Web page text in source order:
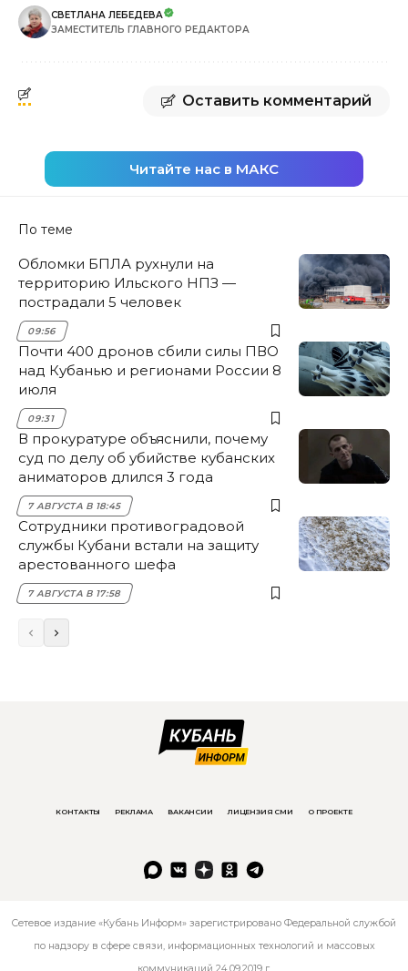
СВЕТЛАНА ЛЕБЕДЕВА
ЗАМЕСТИТЕЛЬ ГЛАВНОГО РЕДАКТОРА
Оставить комментарий
Читайте нас в МАКС
По теме
Обломки БПЛА рухнули на
территорию Ильского НПЗ —
пострадали 5 человек
09:56
Почти 400 дронов сбили силы ПВО
над Кубанью и регионами России 8
июля
09:31
В прокуратуре объяснили, почему
суд по делу об убийстве кубанских
аниматоров длился 3 года
7 АВГУСТА В 18:45
Сотрудники противоградовой
службы Кубани встали на защиту
арестованного шефа
7 АВГУСТА В 17:58
КОНТАКТЫ РЕКЛАМА ВАКАНСИИ ЛИЦЕНЗИЯ СМИ О ПРОЕКТЕ
Сетевое издание «Кубань Информ» зарегистрировано Федеральной службой
по надзору в сфере связи, информационных технологий и массовых
коммуникаций 24.09.2019 г.